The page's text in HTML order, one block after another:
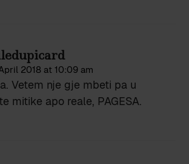
2018 at 10:09 am
Vetem nje gje mbeti pa u
mitike apo reale, PAGESA.